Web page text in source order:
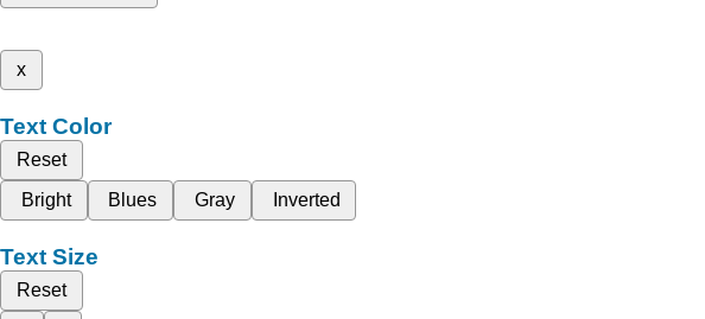
x
Text Color
Reset
Bright
Blues Gray Inverted
Text Size
Reset